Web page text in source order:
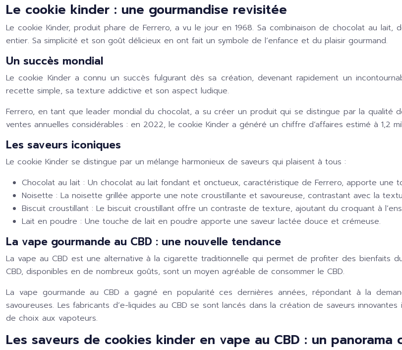
Le cookie kinder : une gourmandise revisitée
Le cookie Kinder, produit phare de Ferrero, a vu le jour en 1968. Sa combinaison de chocolat au
entier. Sa simplicité et son goût délicieux en ont fait un symbole de l’enfance et du plaisir gourmand.
Un succès mondial
Le cookie Kinder a connu un succès fulgurant dès sa création, devenant rapidement un
recette simple, sa texture addictive et son aspect ludique.
Ferrero, en tant que leader mondial du chocolat, a su créer un produit qui se distingue par la
ventes annuelles considérables : en 2022, le cookie Kinder a généré un chiffre d’affaires estimé à 1,2
Les saveurs iconiques
Le cookie Kinder se distingue par un mélange harmonieux de saveurs qui plaisent à tous :
Chocolat au lait : Un chocolat au lait fondant et onctueux, caractéristique de Ferrero, apporte une
Noisette : La noisette grillée apporte une note croustillante et savoureuse, contrastant avec la
Biscuit croustillant : Le biscuit croustillant offre un contraste de texture, ajoutant du croquant à
Lait en poudre : Une touche de lait en poudre apporte une saveur lactée douce et crémeuse.
La vape gourmande au CBD : une nouvelle tendance
La vape au CBD est une alternative à la cigarette traditionnelle qui permet de profiter des bienfaits
CBD, disponibles en de nombreux goûts, sont un moyen agréable de consommer le CBD.
La vape gourmande au CBD a gagné en popularité ces dernières années, répondant à la
savoureuses. Les fabricants d’e-liquides au CBD se sont lancés dans la création de saveurs
de choix aux vapoteurs.
Les saveurs de cookies kinder en vape au CBD : un panorama